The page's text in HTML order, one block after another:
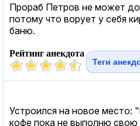
Прораб Петров не может
потому что ворует у себя
баню.
Рейтинг анекдота
Теги
Устроился на новое место:
кофе пока не выполню свою